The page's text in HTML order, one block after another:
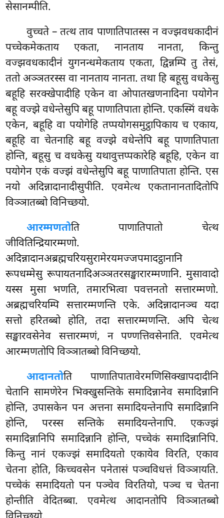
सेसानम्पीति.
वुच्चते– तत्थ ताव पाणातिपातस्स न वज्झवधकादीनं
पच्चेकमेकताय एकता, नानताय नानता, किन्तु
वज्झवधकादीनं युगनन्धमेकताय एकता, द्विन्नम्पि तु तेसं,
ततो अञ्ञतरस्स वा नानताय नानता. तथा हि बहूसु वधकेसु
बहूहि सरक्खेपादीहि एकेन वा ओपातखणनादिना पयोगेन
बहू वज्झे वधेन्तेसुपि बहू पाणातिपाता होन्ति. एकस्मिं वधके
एकेन, बहूहि वा पयोगेहि तप्पयोगसमुट्ठापिकाय च एकाय,
बहूहि वा चेतनाहि बहू वज्झे वधेन्तेपि बहू पाणातिपाता
होन्ति, बहूसु च वधकेसु यथावुत्तप्पकारेहि बहूहि, एकेन वा
पयोगेन एकं वज्झं वधेन्तेसुपि बहू पाणातिपाता होन्ति. एस
नयो अदिन्नादानादीसुपीति. एवमेत्थ एकतानानतादितोपि
विञ्ञातब्बो विनिच्छयो.
आरम्मणतोतिपाणातिपातो चेत्थ
जीवितिन्द्रियारम्मणो.
अदिन्नादानअब्रह्मचरियसुरामेरयमज्जपमादट्ठानानि
रूपधम्मेसु रूपायतनादिअञ्ञतरसङ्खारारम्मणानि. मुसावादो
यस्स मुसा भणति, तमारभित्वा पवत्तनतो सत्तारम्मणो.
अब्रह्मचरियम्पि सत्तारम्मणन्ति एके. अदिन्नादानञ्च यदा
सत्तो हरितब्बो होति, तदा सत्तारम्मणन्ति. अपि चेत्थ
सङ्खारवसेनेव सत्तारम्मणं, न पण्णत्तिवसेनाति. एवमेत्थ
आरम्मणतोपि विञ्ञातब्बो विनिच्छयो.
आदानतोति पाणातिपातावेरमणिसिक्खापदादीनि
चेतानि सामणेरेन भिक्खुसन्तिके समादिन्नानेव समादिन्नानि
होन्ति, उपासकेन पन अत्तना समादियन्तेनापि समादिन्नानि
होन्ति, परस्स सन्तिके समादियन्तेनापि. एकज्झं
समादिन्नानिपि समादिन्नानि होन्ति, पच्चेकं समादिन्नानिपि.
किन्तु नानं एकज्झं समादियतो एकायेव विरति, एकाव
चेतना होति, किच्चवसेन पनेतासं पञ्चविधत्तं विञ्ञायति.
पच्चेकं समादियतो पन पञ्चेव विरतियो, पञ्च च चेतना
होन्तीति वेदितब्बा. एवमेत्थ आदानतोपि विञ्ञातब्बो